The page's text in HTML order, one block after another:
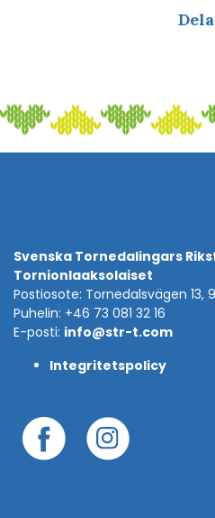
Svenska Tornedalingars
Tornionlaaksolaiset
Postiosote: Tornedalsvägen 13,
Puhelin: +46 73 081 32 16
E-posti: info@str-t.com
Integritetspolicy